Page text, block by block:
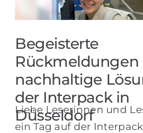
Referenzen
Produkte
Branchenlösungen
Youtube
Begeisterte
Rückmeldungen
nachhaltige
der Interpack in
Düsseldorf
Liebe Leserinnen und
ein Tag auf der